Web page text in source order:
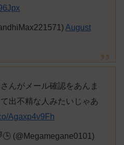
August
んがメール確認をあんま
出不精な人みたいじゃあ
Agaxp4v9Fh
(@Megamegane0101)